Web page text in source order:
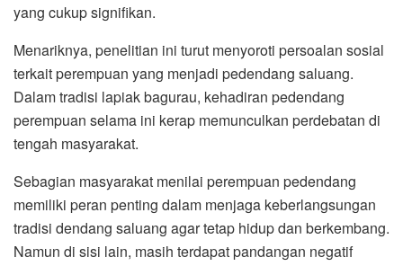
yang cukup signifikan.
Menariknya, penelitian ini turut menyoroti persoalan sosial
terkait perempuan yang menjadi pedendang saluang.
Dalam tradisi lapiak bagurau, kehadiran pedendang
perempuan selama ini kerap memunculkan perdebatan di
tengah masyarakat.
Sebagian masyarakat menilai perempuan pedendang
memiliki peran penting dalam menjaga keberlangsungan
tradisi dendang saluang agar tetap hidup dan berkembang.
Namun di sisi lain, masih terdapat pandangan negatif